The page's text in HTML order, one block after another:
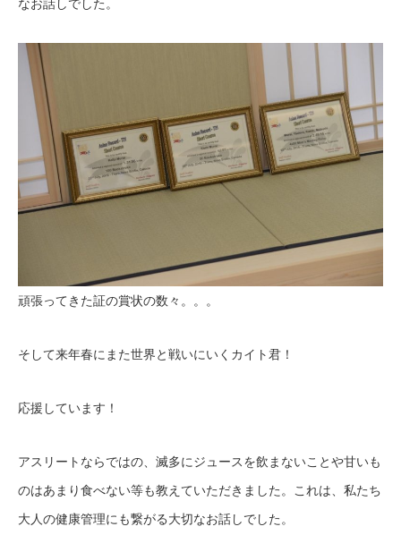
頑張ってきた証の賞状の数々。。。
そして来年春にまた世界と戦いにいくカイト君！
応援しています！
アスリートならではの、滅多にジュースを飲まないことや甘いも
のはあまり食べない等も教えていただきました。これは、私たち
大人の健康管理にも繋がる大切なお話しでした。